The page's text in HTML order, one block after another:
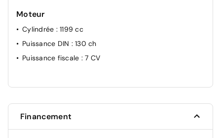
Moteur
Cylindrée : 1199 cc
Puissance DIN : 130 ch
Puissance fiscale : 7 CV
Financement